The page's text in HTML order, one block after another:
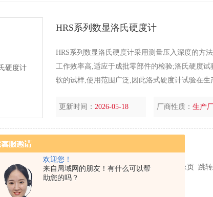
欢迎您！
来自局域网的朋友！有什么可以帮
助您的吗？
HRS系列数显洛氏硬度计
HRS系列数显洛氏硬度计采用测量压入深度的方
工作效率高,适应于成批零部件的检验;洛氏硬度
软的试样,使用范围广泛,因此洛式硬度计试验在
仪器。
更新时间：2026-05-18 厂商性质：生产
共 1 条记录，当前 1 / 1 页 首页 上一页 下一页 末页 跳转